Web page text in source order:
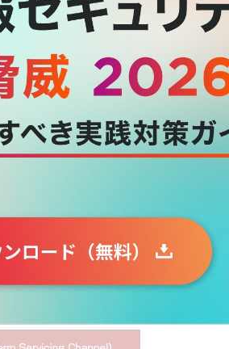
き、年2回の大型アップデートに
（Long-Term Servicing Channel）
能が利用可能となるサービスモデ
。
で、3～4年に1度のサイクルで新
た運用設計が必須になります。